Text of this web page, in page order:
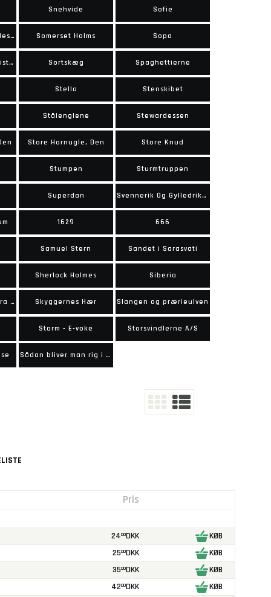
Snehvide Sofie
Som i helvede, således også på jorden Somerset Holms Sopa
Sorte Ordens Falangister Sortskæg Spaghettierne
Stella Stenskibet
Stålenglene Stewardessen
Store Hornugle, Den Store Knud
Stumpen Sturmtruppen
Superdan Svennerik Og Gylledrikken
1629 666
Samuel Stern Sandet i Sarasvati
Sherlock Holmes Siberia
Skyggerne over Sierra Madre Skyggernes Hær Slangen og prærieulven
Storm - E-voke Storsvindlerne A/S
Sådan bliver man rig i juni 40
Pris
2400DKK
KØB
2500DKK
KØB
3500DKK
KØB
4200DKK
KØB